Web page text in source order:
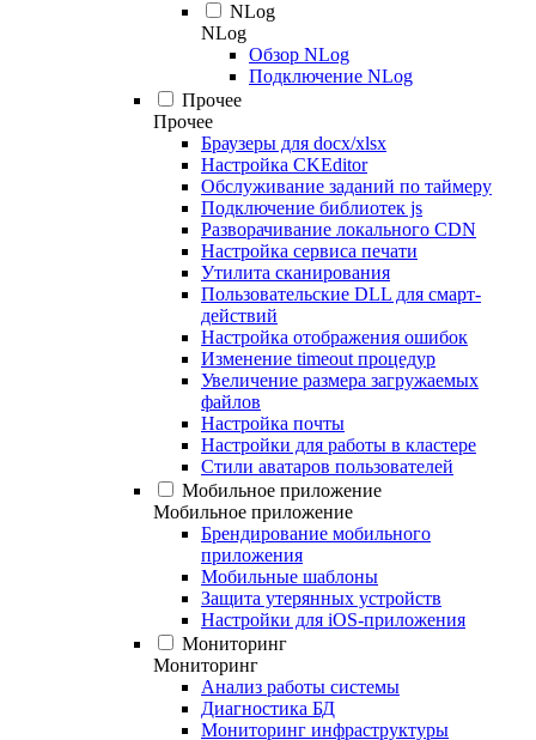
NLog
NLog
Обзор NLog
Подключение NLog
Прочее
Прочее
Браузеры для docx/xlsx
Настройка CKEditor
Обслуживание заданий по таймеру
Подключение библиотек js
Разворачивание локального CDN
Настройка сервиса печати
Утилита сканирования
Пользовательские DLL для смарт-
действий
Настройка отображения ошибок
Изменение timeout процедур
Увеличение размера загружаемых
файлов
Настройка почты
Настройки для работы в кластере
Стили аватаров пользователей
Мобильное приложение
Мобильное приложение
Брендирование мобильного
приложения
Мобильные шаблоны
Защита утерянных устройств
Настройки для iOS-приложения
Мониторинг
Мониторинг
Анализ работы системы
Диагностика БД
Мониторинг инфраструктуры